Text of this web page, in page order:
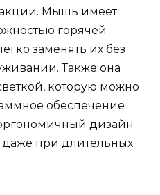
Мышь имеет
горячей
заменять их без
Также она
которую можно
обеспечение
дизайн
даже при длительных